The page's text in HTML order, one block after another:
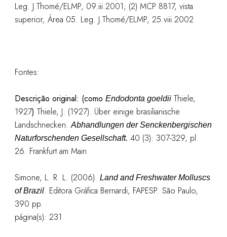
Leg. J.Thomé/ELMP, 09.iii.2001; (2) MCP 8817, vista
superior, Área 05. Leg. J.Thomé/ELMP, 25.viii.2002
Fontes:
Descrição original: (como Endodonta goeldiiThiele,
1927) Thiele, J. (1927). Über einige brasilianische
Landschnecken.Abhandlungen der Senckenbergischen
Naturforschenden Gesellschaft. 40 (3): 307-329, pl.
26. Frankfurt am Main
Simone, L. R. L. (2006). Land and Freshwater Molluscs
of Brazil. Editora Gráfica Bernardi, FAPESP. São Paulo,
390 pp.
página(s): 231